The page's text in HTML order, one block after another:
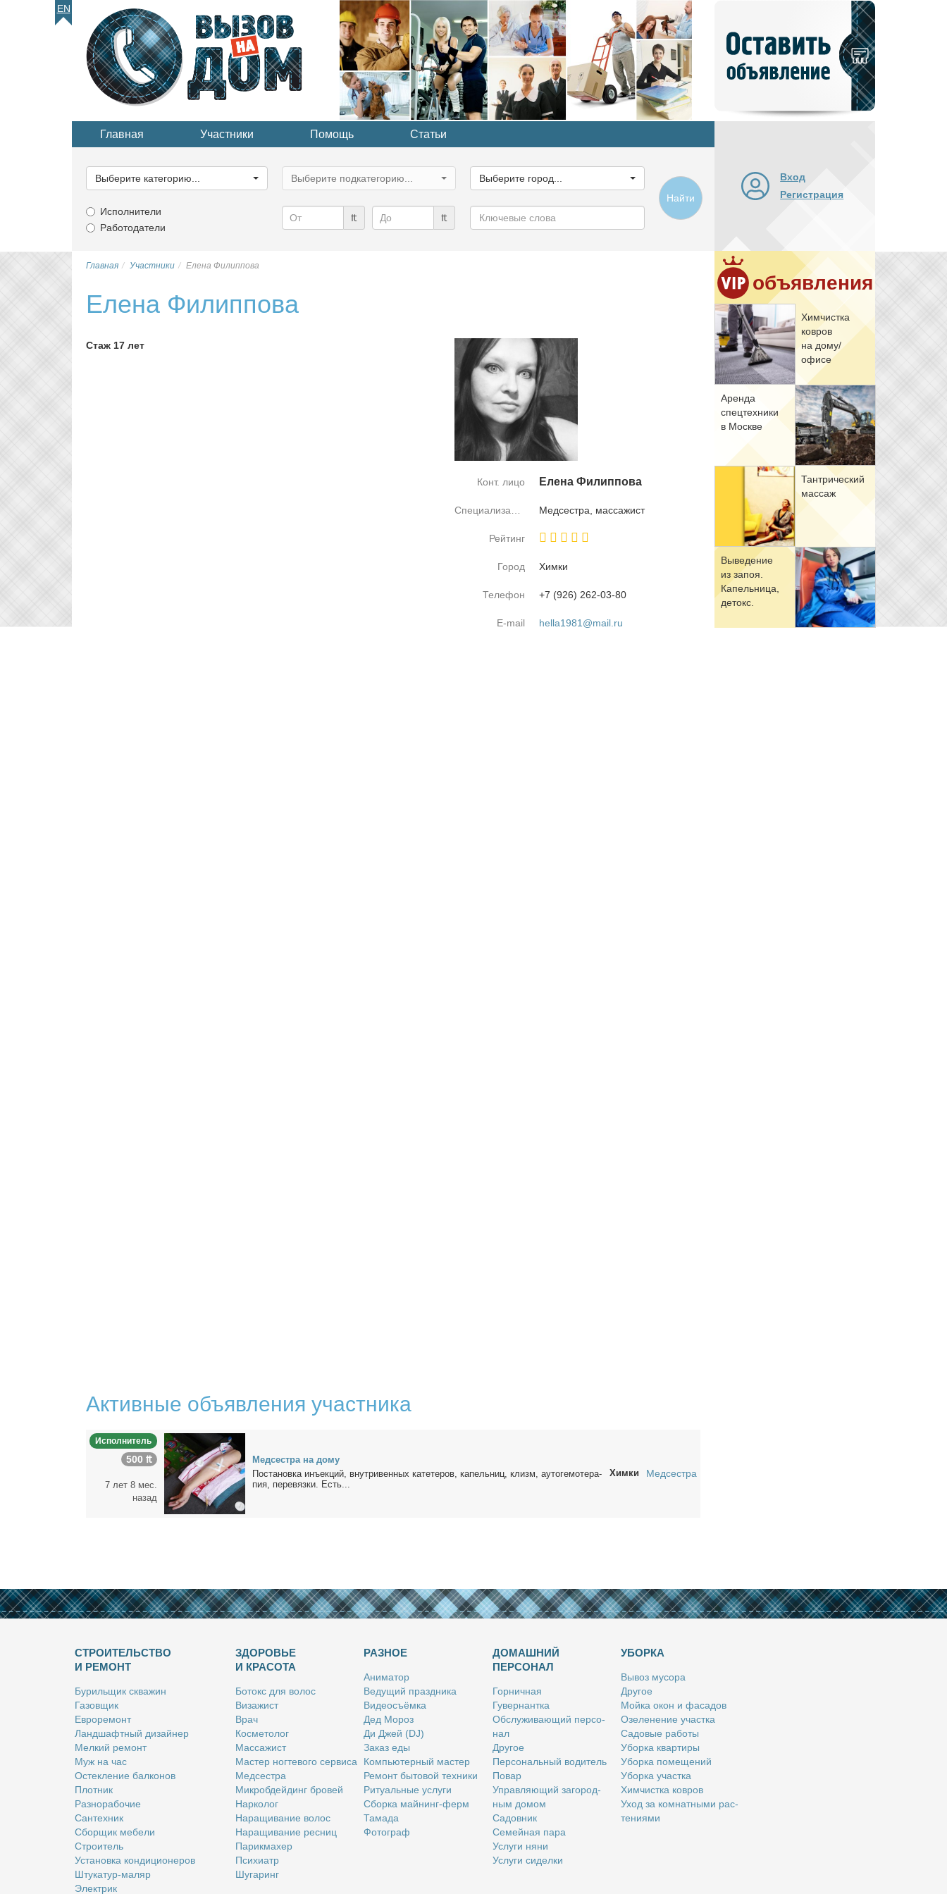
EN
объявление
Главная Участники Помощь Статьи
категорию...
Выберите категорию...
категорию...
Выберите подкатегорию...
город...
Выберите город...
Исполнители
Работодатели
₶ ₶
Ключевые
слова
Найти
Вход
Регистрация
объявления
Хим­чист­ка
ков­ров
на до­му/
офи­се
Арен­да
спец­тех­ни­ки
в Москве
Тан­три­че­ский
мас­саж
Вы­ве­де­ние
из за­поя.
Ка­пель­ни­ца,
де­токс.
Главная Участники Елена Филиппова
Елена Филиппова
Стаж 17 лет
Конт. лицо Еле­на Филип­по­ва
Специализация Мед­сест­ра, мас­са­жист
Рейтинг
Город Хим­ки
Телефон +7 (926) 262-03-80
E-mail hella1981@mail.ru
Активные объявления участника
Исполнитель
500 ₶
7 лет 8 мес.
назад
Мед­сест­ра на до­му
По­ста­нов­ка инъ­ек­ций, внут­ри­вен­ных ка­те­те­ров, ка­пель­ниц, клизм, ауто­ге­мо­те­ра­
пия, пе­ре­вяз­ки. Есть...
Химки Медсестра
СТРОИТЕЛЬСТВО
И РЕМОНТ
Бу­риль­щик сква­жин
Га­зов­щик
Ев­ро­ре­монт
Ланд­шафт­ный ди­зай­нер
Мел­кий ре­монт
Муж на час
Остек­ле­ние бал­ко­нов
Плот­ник
Раз­но­ра­бо­чие
Сан­тех­ник
Сбор­щик ме­бе­ли
Стро­и­тель
Уста­нов­ка кон­ди­ци­о­не­ров
Шту­ка­тур-ма­ляр
Элек­трик
ЗДОРОВЬЕ
И КРАСОТА
Бо­токс для во­лос
Ви­за­жист
Врач
Кос­ме­то­лог
Мас­са­жист
Ма­стер ног­те­во­го сер­ви­са
Мед­сест­ра
Мик­роб­дей­динг бро­вей
Нар­ко­лог
На­ра­щи­ва­ние во­лос
На­ра­щи­ва­ние рес­ниц
Па­рик­махер
Пси­хи­атр
Шу­га­ринг
РАЗНОЕ
Ани­ма­тор
Ве­ду­щий празд­ни­ка
Ви­део­съём­ка
Дед Мо­роз
Ди Джей (DJ)
За­каз еды
Ком­пью­тер­ный ма­стер
Ре­монт бы­то­вой тех­ни­ки
Ри­ту­аль­ные услу­ги
Сбор­ка май­нинг-ферм
Та­ма­да
Фо­то­граф
ДОМАШНИЙ
ПЕРСОНАЛ
Гор­нич­ная
Гу­вер­нант­ка
Об­слу­жи­ва­ю­щий пер­со­
нал
Дру­гое
Пер­со­наль­ный во­ди­тель
По­вар
Управ­ля­ю­щий за­го­род­
ным до­мом
Са­дов­ник
Се­мей­ная па­ра
Услу­ги ня­ни
Услу­ги си­дел­ки
УБОРКА
Вы­воз му­со­ра
Дру­гое
Мой­ка окон и фа­са­дов
Озе­ле­не­ние участ­ка
Са­до­вые ра­бо­ты
Убор­ка квар­ти­ры
Убор­ка по­ме­ще­ний
Убор­ка участ­ка
Хим­чист­ка ков­ров
Уход за ком­нат­ны­ми рас­
те­ни­я­ми